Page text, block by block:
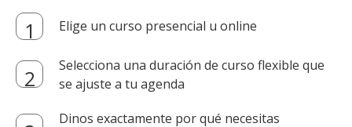
Elige un curso presencial u online
Selecciona una duración de curso flexible que
se ajuste a tu agenda
Dinos exactamente por qué necesitas